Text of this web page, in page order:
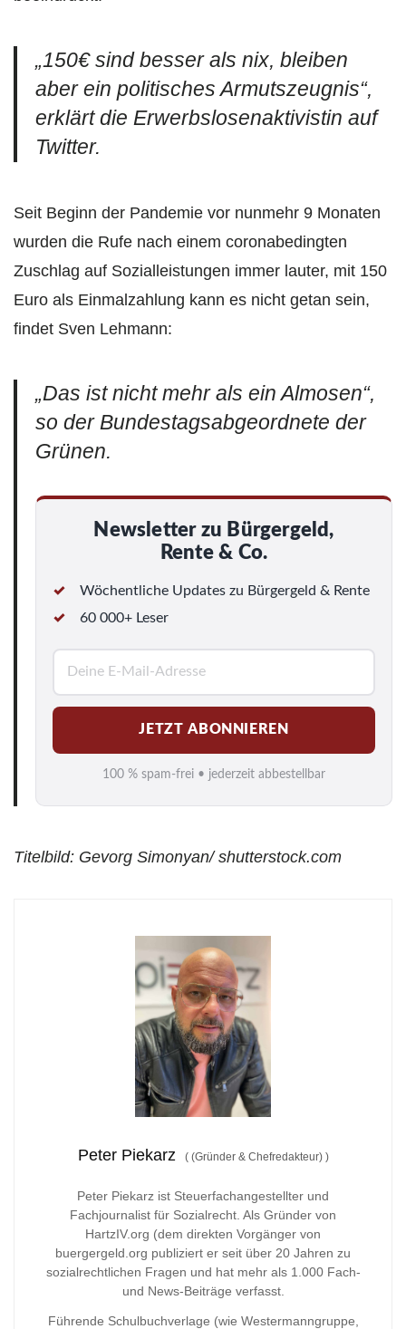
„150€ sind besser als nix, bleiben
aber ein politisches Armutszeugnis“,
erklärt die Erwerbslosenaktivistin auf
Twitter.
Seit Beginn der Pandemie vor nunmehr 9 Monaten
wurden die Rufe nach einem coronabedingten
Zuschlag auf Sozialleistungen immer lauter, mit 150
Euro als Einmalzahlung kann es nicht getan sein,
findet Sven Lehmann:
„Das ist nicht mehr als ein Almosen“,
so der Bundestagsabgeordnete der
Grünen.
Newsletter zu Bürgergeld,
Rente & Co.
Wöchentliche Updates zu Bürgergeld & Rente
60 000+ Leser
M
a
i
l
*
JETZT ABONNIEREN
100 % spam-frei • jederzeit abbestellbar
Titelbild: Gevorg Simonyan/ shutterstock.com
Peter Piekarz ((Gründer & Chefredakteur) )
Peter Piekarz ist Steuerfachangestellter und
Fachjournalist für Sozialrecht. Als Gründer von
HartzIV.org (dem direkten Vorgänger von
buergergeld.org publiziert er seit über 20 Jahren zu
sozialrechtlichen Fragen und hat mehr als 1.000 Fach-
und News-Beiträge verfasst.
Führende Schulbuchverlage (wie Westermanngruppe,